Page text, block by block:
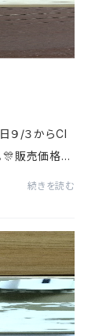
９/３からCI
販売価格は
続きを読む